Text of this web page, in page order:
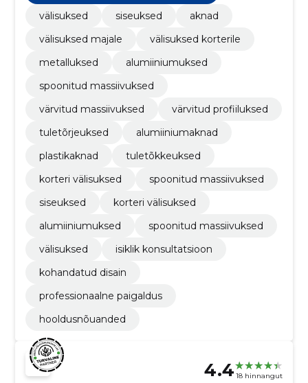
välisuksed
siseuksed
aknad
välisuksed majale
välisuksed korterile
metalluksed
alumiiniumuksed
spoonitud massiivuksed
värvitud massiivuksed
värvitud profiiluksed
tuletõrjeuksed
alumiiniumaknad
plastikaknad
tuletõkkeuksed
korteri välisuksed
spoonitud massiivuksed
siseuksed
korteri välisuksed
alumiiniumuksed
spoonitud massiivuksed
välisuksed
isiklik konsultatsioon
kohandatud disain
professionaalne paigaldus
hooldusnõuanded
4.4 18 hinnangut